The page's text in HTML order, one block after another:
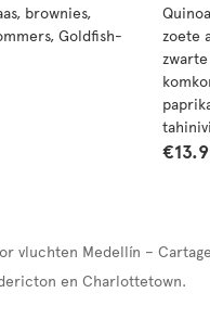
brownies,
Goldfish-
zoete
Medellín –
en Charlottetown.